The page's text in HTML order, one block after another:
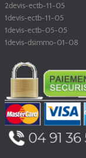
2devis-ectb-11-05
1devis-ectb-11-05
1devis-ectb-05-05
1devis-dsimmo-01-08